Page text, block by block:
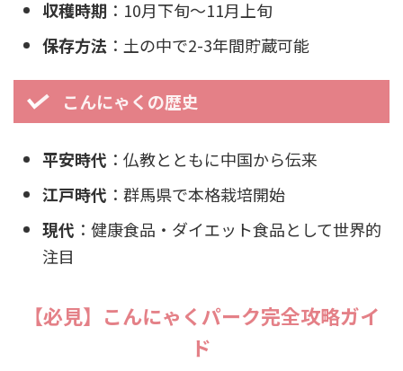
収穫時期 ：10月下旬〜11月上旬
保存方法 ：土の中で2-3年間貯蔵可能
こんにゃくの歴史
平安時代 ：仏教とともに中国から伝来
江戸時代 ：群馬県で本格栽培開始
現代 ：健康食品・ダイエット食品として世界的
注目
【必見】こんにゃくパーク完全攻略ガイ
ド